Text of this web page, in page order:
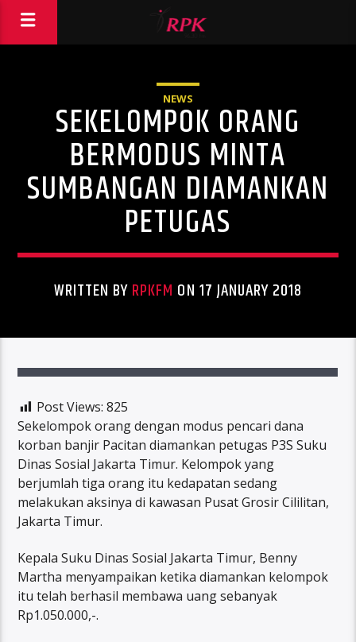
NEWS
SEKELOMPOK ORANG
BERMODUS MINTA
SUMBANGAN DIAMANKAN
PETUGAS
WRITTEN BYRPKFM ON 17 JANUARY 2018
Post Views: 825
Sekelompok orang dengan modus pencari dana
korban banjir Pacitan diamankan petugas P3S Suku
Dinas Sosial Jakarta Timur. Kelompok yang
berjumlah tiga orang itu kedapatan sedang
melakukan aksinya di kawasan Pusat Grosir Cililitan,
Jakarta Timur.
Kepala Suku Dinas Sosial Jakarta Timur, Benny
Martha menyampaikan ketika diamankan kelompok
itu telah berhasil membawa uang sebanyak
Rp1.050.000,-.